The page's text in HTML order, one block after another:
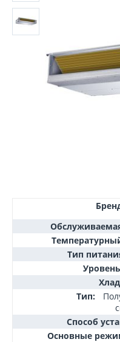
Тип
Тип:
Способ
Основные